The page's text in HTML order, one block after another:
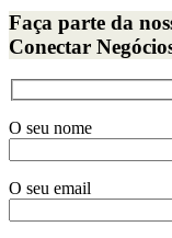
Faça parte da
Conectar
O seu nome
O seu email